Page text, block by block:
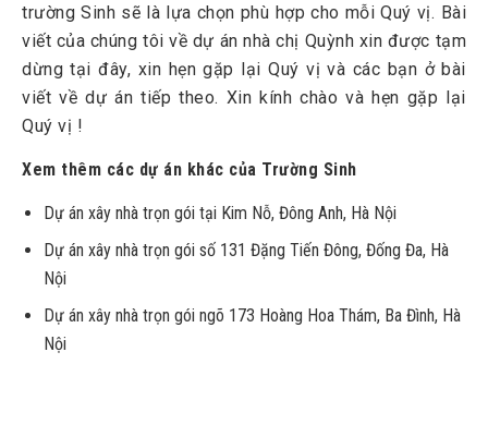
trường Sinh sẽ là lựa chọn phù hợp cho mỗi Quý vị. Bài
viết của chúng tôi về dự án nhà chị Quỳnh xin được tạm
dừng tại đây, xin hẹn gặp lại Quý vị và các bạn ở bài
viết về dự án tiếp theo. Xin kính chào và hẹn gặp lại
Quý vị !
Xem thêm các dự án khác của Trường Sinh
Dự án xây nhà trọn gói tại Kim Nỗ, Đông Anh, Hà Nội
Dự án xây nhà trọn gói số 131 Đặng Tiến Đông, Đống Đa, Hà
Nội
Dự án xây nhà trọn gói ngõ 173 Hoàng Hoa Thám, Ba Đình, Hà
Nội